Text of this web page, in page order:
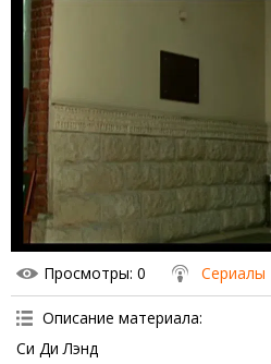
Просмотры: 0 Сериалы
Описание материала:
Си Ди Лэнд